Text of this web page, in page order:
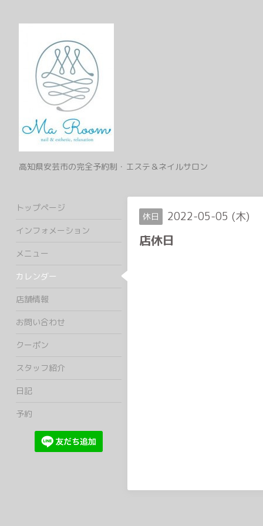
高知県安芸市の完全予約制・エステ＆ネイルサロン
休日 2022-05-05 (木)
店休日
トップページ
インフォメーション
メニュー
カレンダー
店舗情報
お問い合わせ
クーポン
スタッフ紹介
日記
予約